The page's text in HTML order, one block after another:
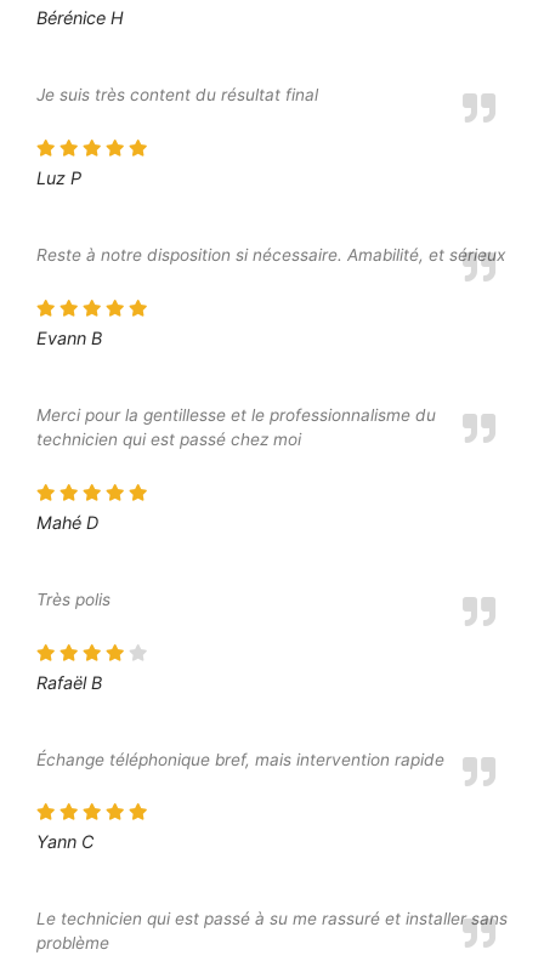
Bérénice H
Je suis très content du résultat final
Luz P
Reste à notre disposition si nécessaire. Amabilité, et sérieux
Evann B
Merci pour la gentillesse et le professionnalisme du
technicien qui est passé chez moi
Mahé D
Très polis
Rafaël B
Échange téléphonique bref, mais intervention rapide
Yann C
Le technicien qui est passé à su me rassuré et installer sans
problème